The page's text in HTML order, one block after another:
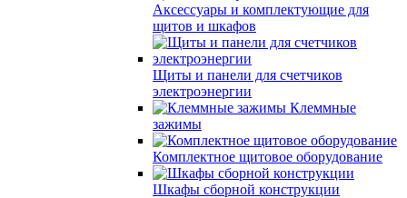
Аксессуары и комплектующие для
щитов и шкафов
Щиты и панели для счетчиков
электроэнергии
Клеммные
зажимы
Комплектное щитовое оборудование
Шкафы сборной конструкции